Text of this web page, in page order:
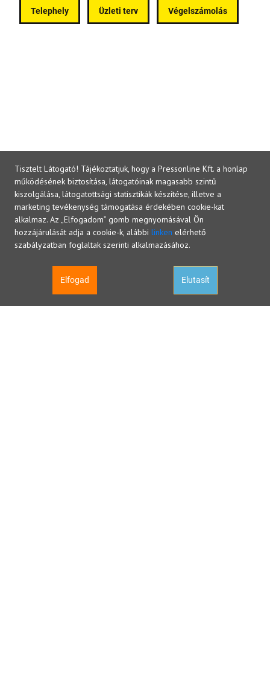
Telephely Üzleti terv Végelszámolás
Tisztelt Látogató! Tájékoztatjuk, hogy a Pressonline Kft. a honlap
működésének biztosítása, látogatóinak magasabb szintű
kiszolgálása, látogatottsági statisztikák készítése, illetve a
marketing tevékenység támogatása érdekében cookie-kat
alkalmaz. Az „Elfogadom” gomb megnyomásával Ön
hozzájárulását adja a cookie-k, alábbi linken elérhető
szabályzatban foglaltak szerinti alkalmazásához.
Elfogad Elutasít